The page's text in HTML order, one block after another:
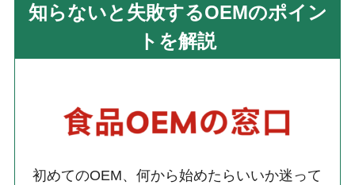
知らないと失敗するOEMのポイン
トを解説
初めてのOEM、何から始めたらいいか迷って